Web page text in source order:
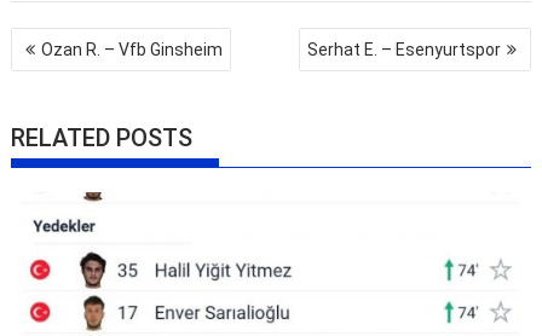
Yazı
gezinmesi
Ozan R. – Vfb Ginsheim Serhat E. – Esenyurtspor
RELATED POSTS